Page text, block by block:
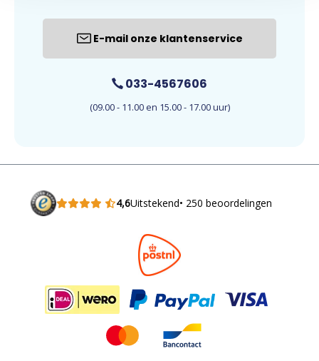
E-mail onze klantenservice
033-4567606
(09.00 - 11.00 en 15.00 - 17.00 uur)
4,6Uitstekend• 250 beoordelingen